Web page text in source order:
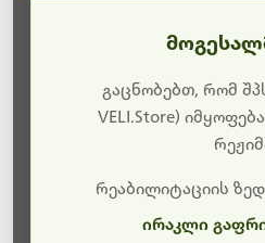
ბოდიშს გიხდით
მიმდინარეობს საიტის
მალე ისევ
გაცნობებთ, რომ
VELI.Store)
რეაბილიტაციის
ირაკლი